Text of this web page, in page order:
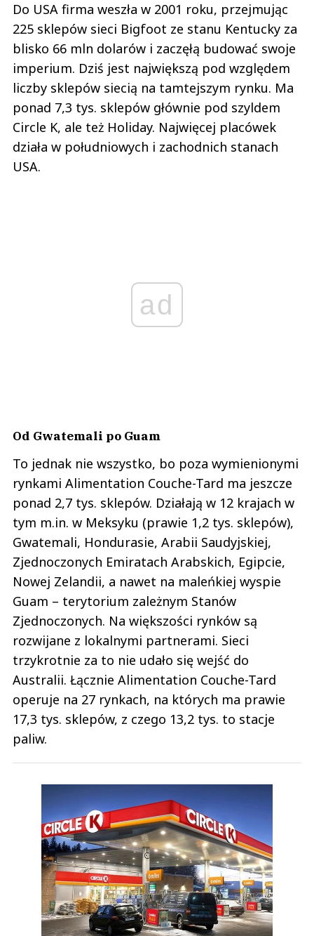
Do USA firma weszła w 2001 roku, przejmując
225 sklepów sieci Bigfoot ze stanu Kentucky za
blisko 66 mln dolarów i zaczęłą budować swoje
imperium. Dziś jest największą pod względem
liczby sklepów siecią na tamtejszym rynku. Ma
ponad 7,3 tys. sklepów głównie pod szyldem
Circle K, ale też Holiday. Najwięcej placówek
działa w południowych i zachodnich stanach
USA.
ad
Od Gwatemali po Guam
To jednak nie wszystko, bo poza wymienionymi
rynkami Alimentation Couche-Tard ma jeszcze
ponad 2,7 tys. sklepów. Działają w 12 krajach w
tym m.in. w Meksyku (prawie 1,2 tys. sklepów),
Gwatemali, Hondurasie, Arabii Saudyjskiej,
Zjednoczonych Emiratach Arabskich, Egipcie,
Nowej Zelandii, a nawet na maleńkiej wyspie
Guam – terytorium zależnym Stanów
Zjednoczonych. Na większości rynków są
rozwijane z lokalnymi partnerami. Sieci
trzykrotnie za to nie udało się wejść do
Australii. Łącznie Alimentation Couche-Tard
operuje na 27 rynkach, na których ma prawie
17,3 tys. sklepów, z czego 13,2 tys. to stacje
paliw.